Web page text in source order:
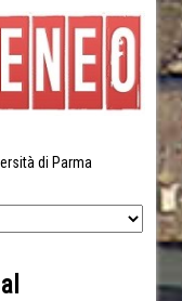
di Parma